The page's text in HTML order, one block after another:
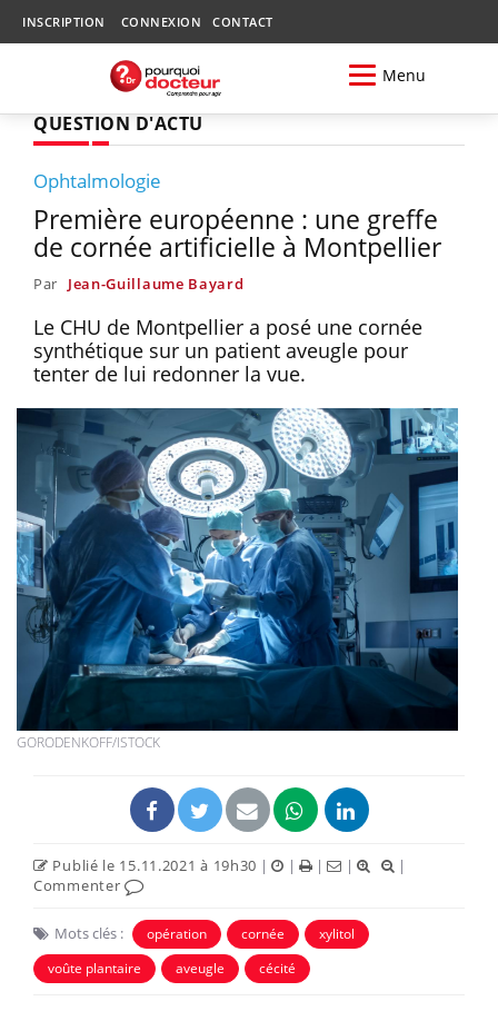
INSCRIPTION CONNEXION CONTACT
Menu
QUESTION D'ACTU
Ophtalmologie
Première européenne : une greffe
de cornée artificielle à Montpellier
Par Jean-Guillaume Bayard
Le CHU de Montpellier a posé une cornée
synthétique sur un patient aveugle pour
tenter de lui redonner la vue.
GORODENKOFF/ISTOCK
Publié le 15.11.2021 à 19h30 | | | |
|
Commenter
Mots clés : opération cornée
xylitol
voûte plantaire
aveugle cécité